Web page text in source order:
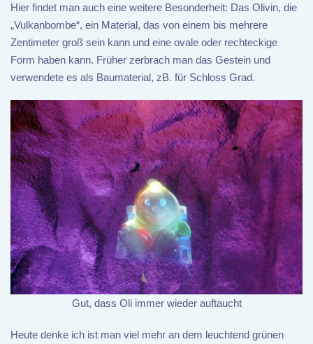
Hier findet man auch eine weitere Besonderheit: Das Olivin, die
„Vulkanbombe“, ein Material, das von einem bis mehrere
Zentimeter groß sein kann und eine ovale oder rechteckige
Form haben kann. Früher zerbrach man das Gestein und
verwendete es als Baumaterial, zB. für Schloss Grad.
Gut, dass Oli immer wieder auftaucht
Heute denke ich ist man viel mehr an dem leuchtend grünen